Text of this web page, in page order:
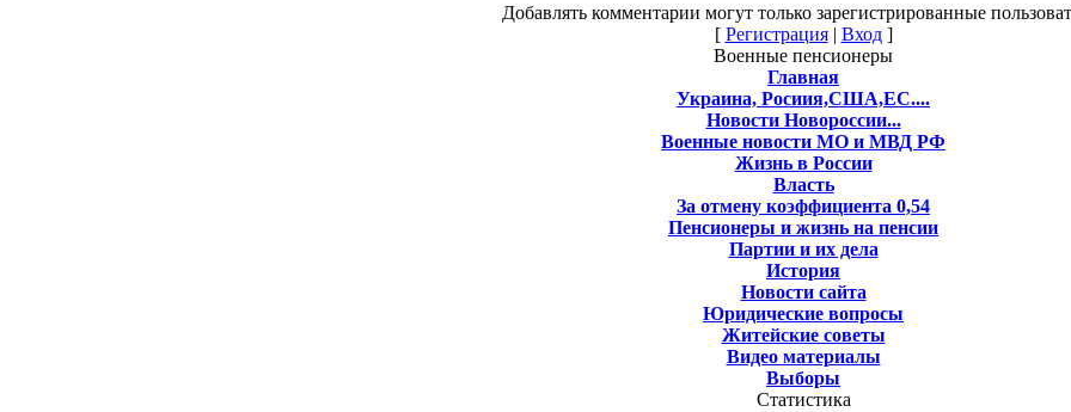
Добавлять комментарии могут только зарегистрированные
[ Регистрация| Вход]
Военные пенсионеры
Главная
Украина, Росиия,США,ЕС....
Новости Новороссии...
Военные новости МО и МВД РФ
Жизнь в России
Власть
За отмену коэффициента 0,54
Пенсионеры и жизнь на пенсии
Партии и их дела
История
Новости сайта
Юридические вопросы
Житейские советы
Видео материалы
Выборы
Статистика